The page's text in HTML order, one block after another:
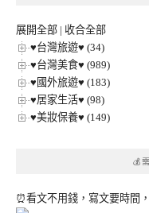
展開全部 | 收合全部
♥台灣旅遊♥ (34)
♥台灣美食♥ (989)
♥國外旅遊♥ (183)
♥居家生活♥ (98)
♥美妝保養♥ (149)
💰
⏰看文不用錢，寫文要時間